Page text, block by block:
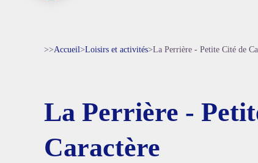
>>Accueil>Loisirs et activités>La Perrière - Petite Cité de
La Perrière -
Caractère